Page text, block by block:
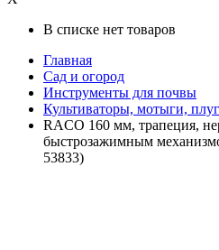
В списке нет товаров
Главная
Сад и огород
Инструменты для почвы
Культиваторы, мотыги,
RACO 160 мм, трапеция,
быстрозажимным
53833)